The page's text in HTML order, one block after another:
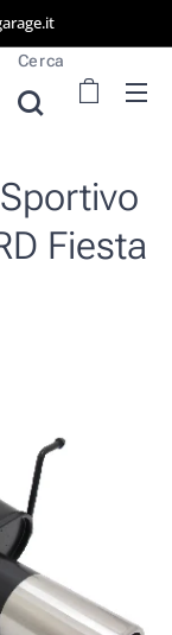
Cerca
Fiesta